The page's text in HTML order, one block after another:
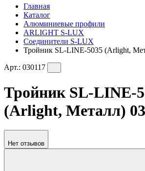
Главная
Каталог
Алюминиевые профили
ARLIGHT S-LUX
Соединители S-LUX
Тройник SL-LINE-5035 (Arlight,
Арт.: 030117
Тройник SL-LINE-
(Arlight, Металл)
Нет отзывов